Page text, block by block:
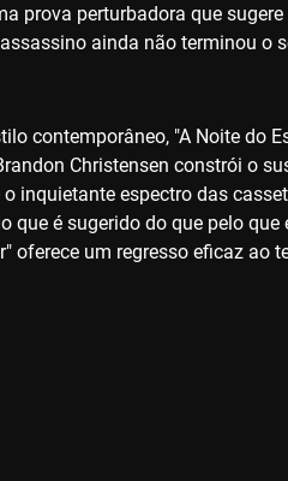
prova perturbadora que
ainda não terminou o
contemporâneo, "A Noite do
Christensen constrói o
inquietante espectro das
que é sugerido do que pelo
oferece um regresso eficaz ao